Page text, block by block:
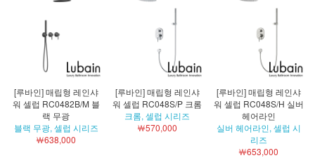
[루바인] 매립형 레인샤
워 셀럽 RC0482B/M 블
랙 무광
블랙 무광, 셀럽 시리즈
￦638,000
[루바인] 매립형 레인샤
워 셀럽 RC048S/P 크롬
크롬, 셀럽 시리즈
￦570,000
[루바인] 매립형 레인샤
워 셀럽 RC048S/H 실버
헤어라인
실버 헤어라인, 셀럽 시
리즈
￦653,000